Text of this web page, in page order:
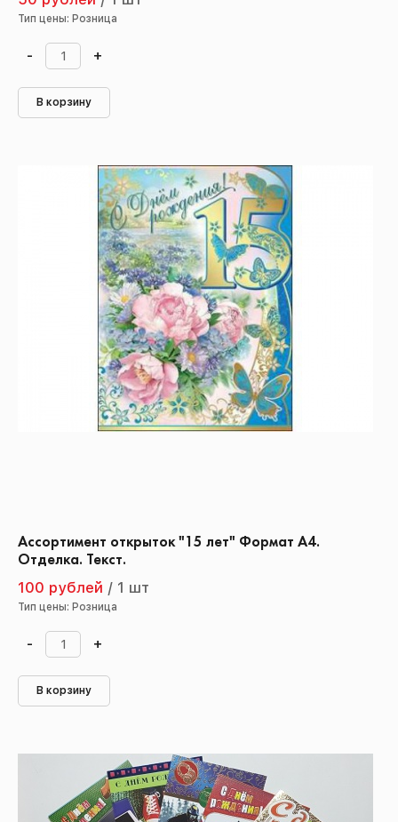
Тип цены: Розница
- +
В корзину
Ассортимент открыток "15 лет" Формат А4.
Отделка. Текст.
100 рублей / 1 шт
Тип цены: Розница
- +
В корзину